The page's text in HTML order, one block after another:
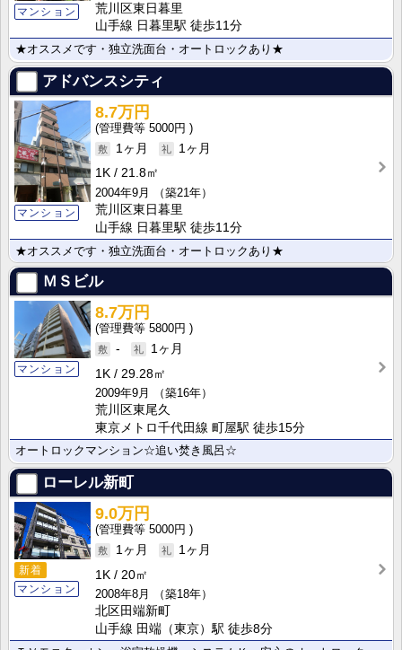
マンション
荒川区東日暮里
山手線 日暮里駅 徒歩11分
★オススメです・独立洗面台・オートロックあり★
アドバンスシティ
マンション
8.7万円
5000円
1ヶ月
1ヶ月
1K
21.8㎡
2004年9月
（築21年）
荒川区東日暮里
山手線 日暮里駅 徒歩11分
★オススメです・独立洗面台・オートロックあり★
ＭＳビル
マンション
8.7万円
5800円
-
1ヶ月
1K
29.28㎡
2009年9月
（築16年）
荒川区東尾久
東京メトロ千代田線 町屋駅 徒歩15分
オートロックマンション☆追い焚き風呂☆
ローレル新町
新着
マンション
9.0万円
5000円
1ヶ月
1ヶ月
1K
20㎡
2008年8月
（築18年）
北区田端新町
山手線 田端（東京）駅 徒歩8分